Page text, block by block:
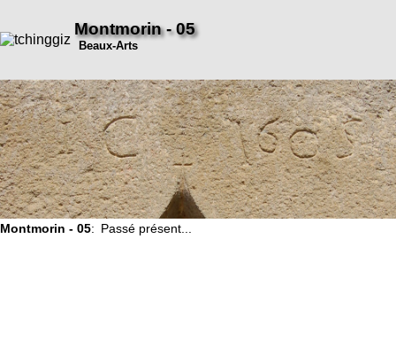
Montmorin - 05
Beaux-Arts
Montmorin - 05: Passé présent...